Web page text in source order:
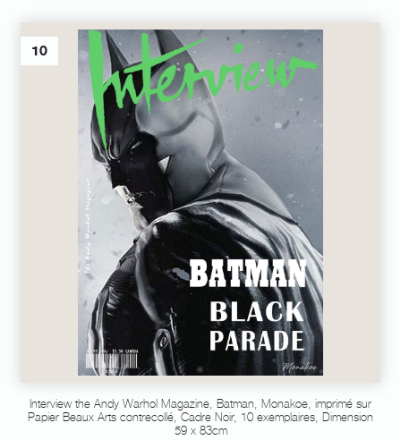
10
Interview the Andy Warhol Magazine, Batman, Monakoe, imprimé sur
Papier Beaux Arts contrecollé, Cadre Noir, 10 exemplaires, Dimension
59 x 83cm